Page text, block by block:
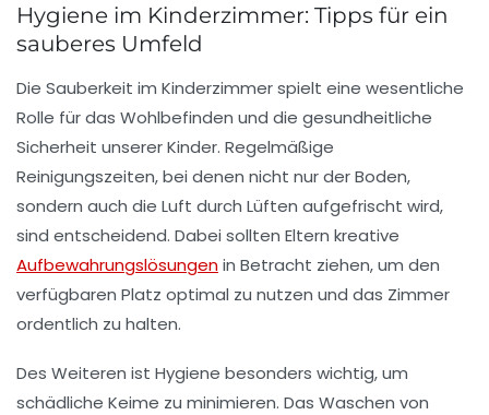
Hygiene im Kinderzimmer: Tipps für ein
sauberes Umfeld
Die Sauberkeit im Kinderzimmer spielt eine wesentliche
Rolle für das Wohlbefinden und die gesundheitliche
Sicherheit unserer Kinder. Regelmäßige
Reinigungszeiten, bei denen nicht nur der Boden,
sondern auch die Luft durch Lüften aufgefrischt wird,
sind entscheidend. Dabei sollten Eltern kreative
Aufbewahrungslösungenin Betracht ziehen, um den
verfügbaren Platz optimal zu nutzen und das Zimmer
ordentlich zu halten.
Des Weiteren ist Hygiene besonders wichtig, um
schädliche Keime zu minimieren. Das Waschen von